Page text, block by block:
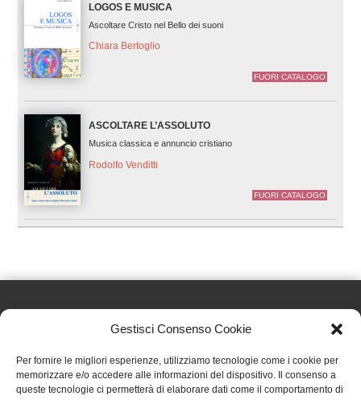
Gestisci Consenso Cookie
Per fornire le migliori esperienze, utilizziamo tecnologie come i cookie per
memorizzare e/o accedere alle informazioni del dispositivo. Il consenso a
queste tecnologie ci permetterà di elaborare dati come il comportamento di
LOGOS E MUSICA
Ascoltare Cristo nel Bello dei suoni
Chiara Bertoglio
FUORI CATALOGO
ASCOLTARE L’ASSOLUTO
Musica classica e annuncio cristiano
Rodolfo Venditti
FUORI CATALOGO
Effatà Editrice di Pellegrino Paolo SAS
C.F. e P.IVA 09655250018
Via Tre Denti, 1 - 10060 Cantalupa (TO)